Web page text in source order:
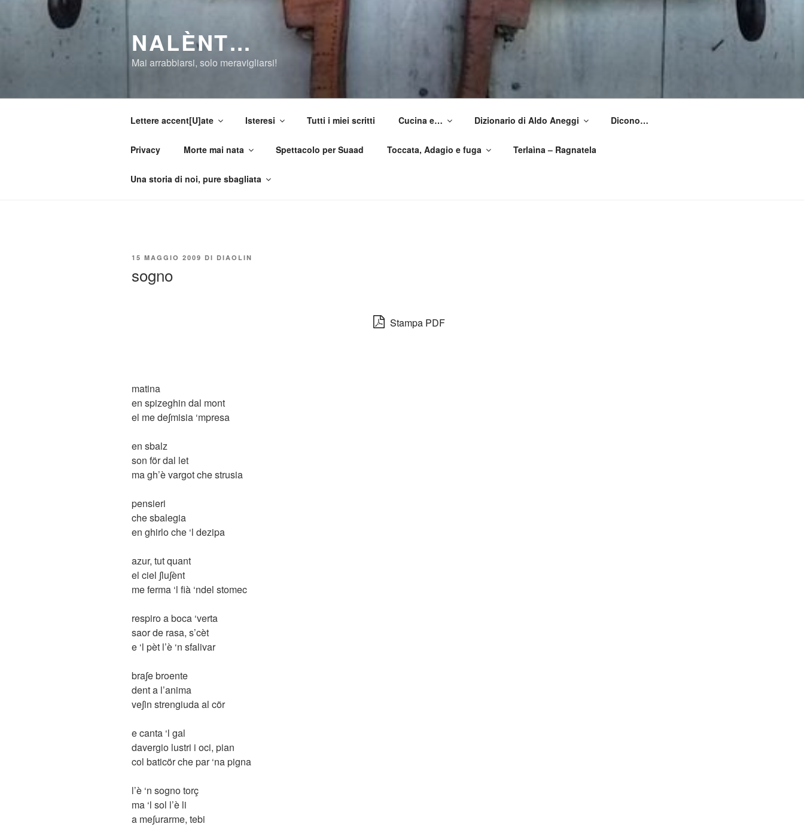
NALÈNT…
Mai arrabbiarsi, solo meravigliarsi!
Lettere accent[U]ate Isteresi Tutti i miei scritti Cucina e… Dizionario di Aldo Aneggi Dicono…
Privacy Morte mai nata Spettacolo per Suaad Toccata, Adagio e fuga Terlaìna – Ragnatela
Una storia di noi, pure sbagliata
PUBBLICATO
15 MAGGIO 2009 DI DIAOLIN
sogno
Stampa PDF
matina
en spizeghin dal mont
el me de∫misia ‘mpresa
en sbalz
son för dal let
ma gh’è vargot che strusia
pensieri
che sbalegia
en ghirlo che ‘l dezipa
azur, tut quant
el ciel ∫lu∫ènt
me ferma ‘l fià ‘ndel stomec
respiro a boca ‘verta
saor de rasa, s’cèt
e ‘l pèt l’è ‘n sfalivar
bra∫e broente
dent a l’anima
ve∫in strengiuda al cör
e canta ‘l gal
davergio lustri i oci, pian
col baticör che par ‘na pigna
l’è ‘n sogno torç
ma ‘l sol l’è li
a me∫urarme, tebi